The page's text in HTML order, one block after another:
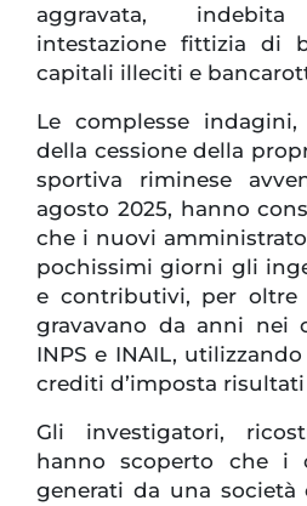
aggravata, indebita
intestazione fittizia di
capitali illeciti e
Le complesse
della cessione della
sportiva riminese
agosto 2025, hanno
che i nuovi
pochissimi giorni gli
e contributivi, per oltre
gravavano da anni nei
INPS e INAIL,
crediti d’imposta
Gli investigatori,
hanno scoperto che i
generati da una società